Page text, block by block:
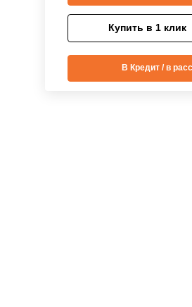
Купить в 1 клик
В Кредит / в